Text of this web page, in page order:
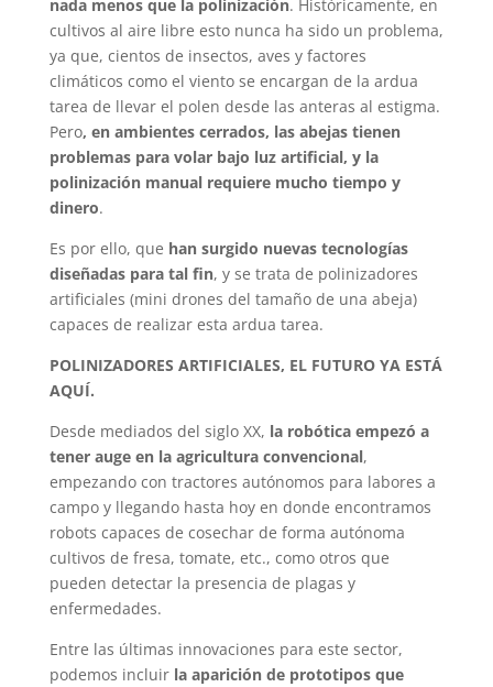
nada menos que la polinización. Históricamente, en
cultivos al aire libre esto nunca ha sido un problema,
ya que, cientos de insectos, aves y factores
climáticos como el viento se encargan de la ardua
tarea de llevar el polen desde las anteras al estigma.
Pero, en ambientes cerrados, las abejas tienen
problemas para volar bajo luz artificial, y la
polinización manual requiere mucho tiempo y
dinero.
Es por ello, que han surgido nuevas tecnologías
diseñadas para tal fin, y se trata de polinizadores
artificiales (mini drones del tamaño de una abeja)
capaces de realizar esta ardua tarea.
POLINIZADORES ARTIFICIALES, EL FUTURO YA ESTÁ
AQUÍ.
Desde mediados del siglo XX, la robótica empezó a
tener auge en la agricultura convencional,
empezando con tractores autónomos para labores a
campo y llegando hasta hoy en donde encontramos
robots capaces de cosechar de forma autónoma
cultivos de fresa, tomate, etc., como otros que
pueden detectar la presencia de plagas y
enfermedades.
Entre las últimas innovaciones para este sector,
podemos incluir la aparición de prototipos que